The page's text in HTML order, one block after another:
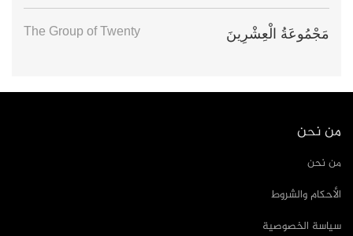
مَجْمُوعَةُ الْعِشْرِينَ The Group of Twenty
من نحن
من نحن
الأحكام والشروط
سياسة الخصوصية